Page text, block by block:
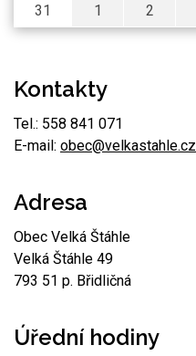
31
1 2
Kontakty
Tel.: 558 841 071
E-mail: obec@velkastahle.cz
Adresa
Obec Velká Štáhle
Velká Štáhle 49
793 51 p. Břidličná
Úřední hodiny